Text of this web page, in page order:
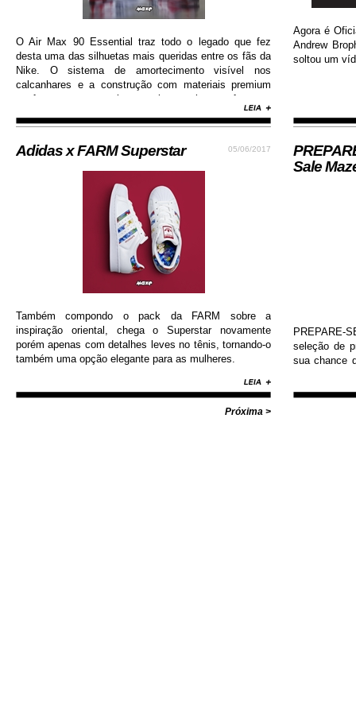
O Air Max 90 Essential traz todo o legado que fez
desta uma das silhuetas mais queridas entre os fãs da
Nike. O sistema de amortecimento visível nos
calcanhares e a construção com materiais premium
conferem ao sneaker muito mais conforto e
durabilidade, além de contar com colorway estilosa e
moderna...
05/06/2017
Adidas x FARM Superstar
Também compondo o pack da FARM sobre a
inspiração oriental, chega o Superstar novamente
porém apenas com detalhes leves no tênis, tornando-o
também uma opção elegante para as mulheres.
Próxima >
Agora é
Andrew
soltou um
Sale
PREPARE-
seleção de
sua chance
Diamond,